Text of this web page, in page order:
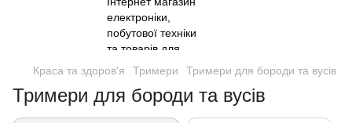
Краса та здоров'я Тримери Тримери для бороди та вусів
Тримери для бороди та вусів